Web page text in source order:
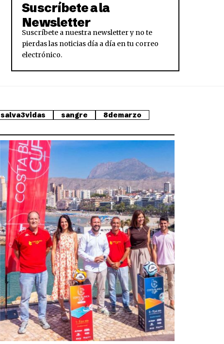
Suscríbete a la
Newsletter
Suscríbete a nuestra newsletter y no te
pierdas las noticias día a día en tu correo
electrónico.
salva3vidas sangre
8demarzo